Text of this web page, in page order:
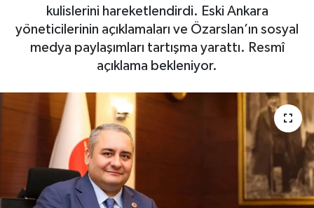
kulislerini hareketlendirdi. Eski Ankara
yöneticilerinin açıklamaları ve Özarslan’ın sosyal
medya paylaşımları tartışma yarattı. Resmî
açıklama bekleniyor.
Yaşam